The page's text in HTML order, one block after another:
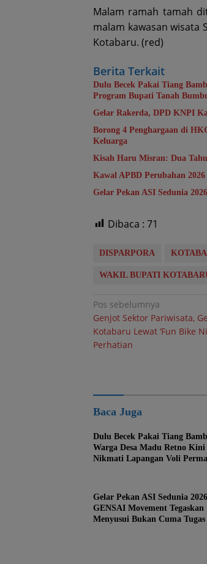
Malam ramah tamah
malam kawasan wisata
Kotabaru. (red)
Berita Terkait
Dulu Becek Pakai Tiang
Program Bupati Tanah
Gelar Rakerda, DPD KNPI
Borong 4 Penghargaan di
Keluarga
Kisah Haru Misran: Dua
Kawal APBD Perubahan
Gelar Pekan ASI Sedunia
Dibaca : 71
DISPARPORA
WAKIL BUPATI
Navigasi
pos
Pos sebelumnya
Genjot Sektor Pariwisata,
Kotabaru Lewat ‘Fun Bike
Perhatian
Baca Juga
Dulu Becek Pakai Tiang
Warga Desa Madu Retno Kini
Nikmati Lapangan Voli
Gelar Pekan ASI Sedunia
GENSAI Movement Tegaskan
Menyusui Bukan Cuma